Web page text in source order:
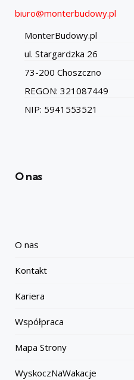
biuro@monterbudowy.pl
MonterBudowy.pl
ul. Stargardzka 26
73-200 Choszczno
REGON: 321087449
NIP: 5941553521
O nas
O nas
Kontakt
Kariera
Współpraca
Mapa Strony
WyskoczNaWakacje